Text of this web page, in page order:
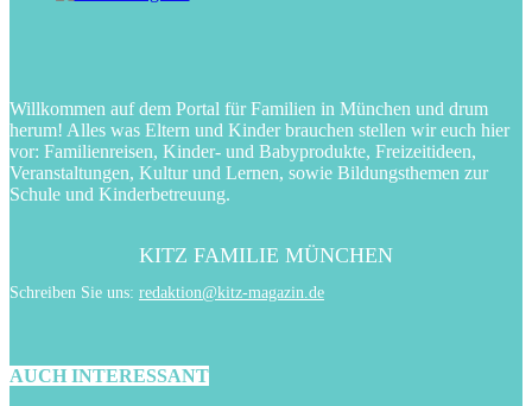
Willkommen auf dem Portal für Familien in München und drum
herum! Alles was Eltern und Kinder brauchen stellen wir euch hier
vor: Familienreisen, Kinder- und Babyprodukte, Freizeitideen,
Veranstaltungen, Kultur und Lernen, sowie Bildungsthemen zur
Schule und Kinderbetreuung.
KITZ FAMILIE MÜNCHEN
Schreiben Sie uns: redaktion@kitz-magazin.de
AUCH INTERESSANT